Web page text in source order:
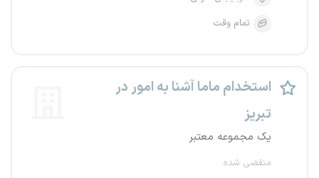
تمام وقت
استخدام ماما آشنا به امور در
تبریز
یک مجموعه معتبر
منقضی شده